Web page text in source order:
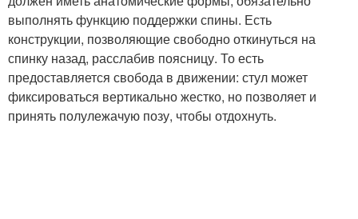
выполнять функцию поддержки спины. Есть
конструкции, позволяющие свободно откинуться на
спинку назад, расслабив поясницу. То есть
предоставляется свобода в движении: стул может
фиксироваться вертикально жестко, но позволяет и
принять полулежачую позу, чтобы отдохнуть.